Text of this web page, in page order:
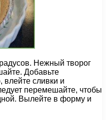
Нежный творог
Добавьте
влейте сливки и
перемешайте, чтобы
Вылейте в форму и